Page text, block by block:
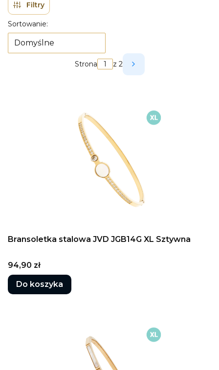
Filtry
Lista produktów
Sortowanie:
Domyślne
Strona z 2 Następne produkty
Bransoletka stalowa JVD JGB14G XL Sztywna
Cena
94,90 zł
Do koszyka